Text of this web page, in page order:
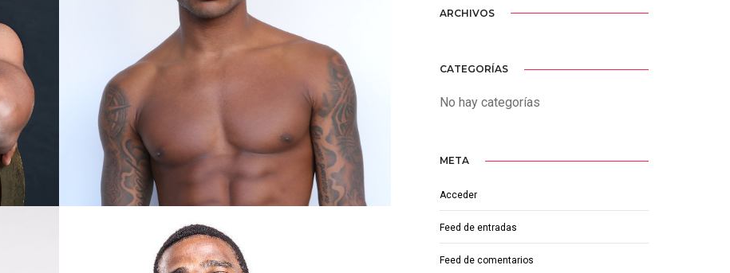
ANDRÉS
ARCHIVOS
CATEGORÍAS
No hay categorías
META
Acceder
Feed de entradas
Feed de comentarios